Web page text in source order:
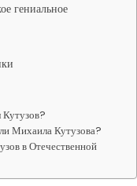
гениальное
Михаила Кутузова?
в Отечественной